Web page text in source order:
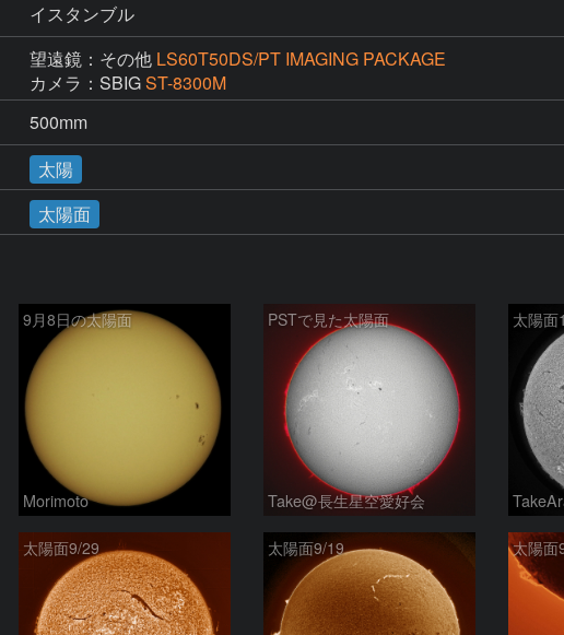
イスタンブル
望遠鏡：その他 LS60T50DS/PT IMAGING PACKAGE
カメラ：SBIGST-8300M
500mm
太陽
太陽面
9月8日の太陽面
Morimoto
PSTで見た太陽面
Take@長生星空愛好会
太陽面
太陽面9/29 太陽面9/19 太陽